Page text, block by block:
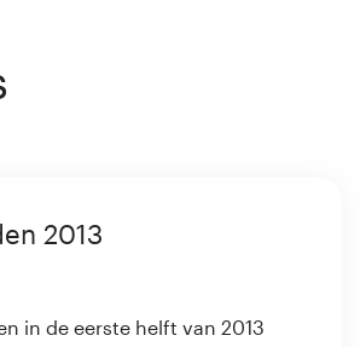
2013
in de eerste helft van 2013